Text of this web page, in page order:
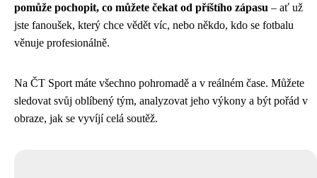
pomůže pochopit, co můžete čekat od příštího zápasu – ať už
jste fanoušek, který chce vědět víc, nebo někdo, kdo se fotbalu
věnuje profesionálně.
Na ČT Sport máte všechno pohromadě a v reálném čase. Můžete
sledovat svůj oblíbený tým, analyzovat jeho výkony a být pořád v
obraze, jak se vyvíjí celá soutěž.